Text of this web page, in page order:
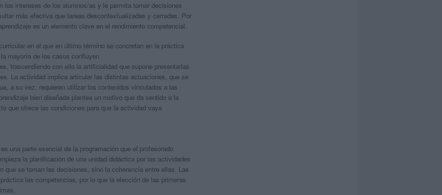
los intereses de los alumnos/as y le permita tomar decisiones
más efectiva que tareas descontextualizadas y cerradas. Por
es un elemento clave en el rendimiento competencial.
en el que en último término se concretan en la práctica
mayoría de los casos confluyen
, trascendiendo con ello la artificialidad que supone presentarlas
La actividad implica articular las distintas actuaciones, que se
a su vez, requieren utilizar los contenidos vinculados a las
bien diseñadaplantea un motivoque da sentido a la
que ofrece las condiciones para que la actividad vaya
una parte esencial de la programación que el profesorado
la planificación de una unidad didáctica por las actividades
que se toman las decisiones, sino la coherencia entre ellas. Las
las competencias , por lo que la elección de las primeras